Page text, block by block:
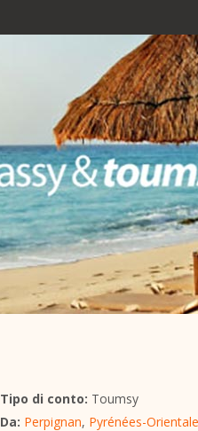
Tipo di conto: Toumsy
Da: Perpignan, Pyrénées-